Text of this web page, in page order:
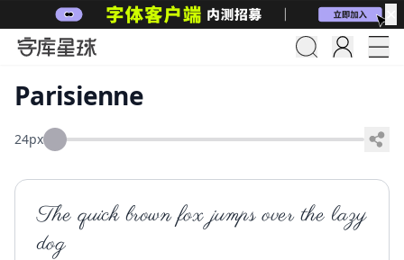
Parisienne
24px
The quick brown fox jumps over the lazy
dog